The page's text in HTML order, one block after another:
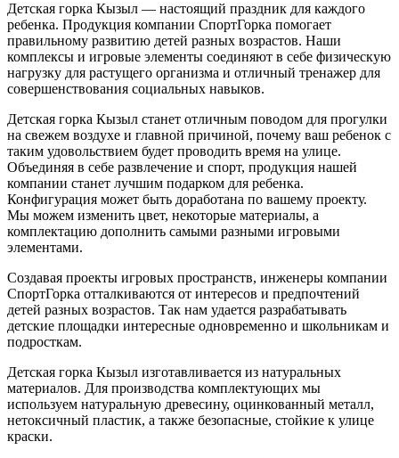
Детская горка Кызыл — настоящий праздник для каждого
ребенка. Продукция компании СпортГорка помогает
правильному развитию детей разных возрастов. Наши
комплексы и игровые элементы соединяют в себе физическую
нагрузку для растущего организма и отличный тренажер для
совершенствования социальных навыков.
Детская горка Кызыл станет отличным поводом для прогулки
на свежем воздухе и главной причиной, почему ваш ребенок с
таким удовольствием будет проводить время на улице.
Объединяя в себе развлечение и спорт, продукция нашей
компании станет лучшим подарком для ребенка.
Конфигурация может быть доработана по вашему проекту.
Мы можем изменить цвет, некоторые материалы, а
комплектацию дополнить самыми разными игровыми
элементами.
Создавая проекты игровых пространств, инженеры компании
СпортГорка отталкиваются от интересов и предпочтений
детей разных возрастов. Так нам удается разрабатывать
детские площадки интересные одновременно и школьникам и
подросткам.
Детская горка Кызыл изготавливается из натуральных
материалов. Для производства комплектующих мы
используем натуральную древесину, оцинкованный металл,
нетоксичный пластик, а также безопасные, стойкие к улице
краски.